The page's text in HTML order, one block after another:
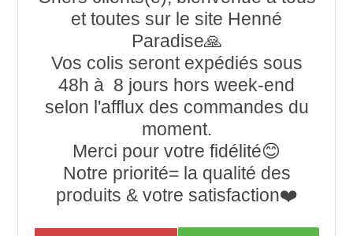
et toutes sur le site Henné
Paradise🙏
Vos colis seront expédiés sous
48h à 8 jours hors week-end
selon l'afflux des commandes du
moment.
Merci pour votre fidélité😊
Notre priorité= la qualité des
produits & votre satisfaction❤️